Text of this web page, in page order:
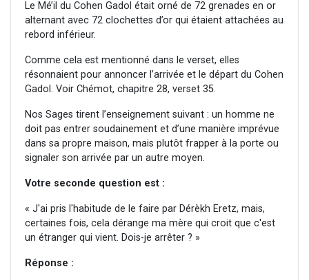
Le Mé’il du Cohen Gadol était orné de 72 grenades en or
alternant avec 72 clochettes d’or qui étaient attachées au
rebord inférieur.
Comme cela est mentionné dans le verset, elles
résonnaient pour annoncer l’arrivée et le départ du Cohen
Gadol. Voir Chémot, chapitre 28, verset 35.
Nos Sages tirent l’enseignement suivant : un homme ne
doit pas entrer soudainement et d’une manière imprévue
dans sa propre maison, mais plutôt frapper à la porte ou
signaler son arrivée par un autre moyen.
Votre seconde question est :
« J'ai pris l'habitude de le faire par Dérèkh Eretz, mais,
certaines fois, cela dérange ma mère qui croit que c'est
un étranger qui vient. Dois-je arrêter ? »
Réponse :